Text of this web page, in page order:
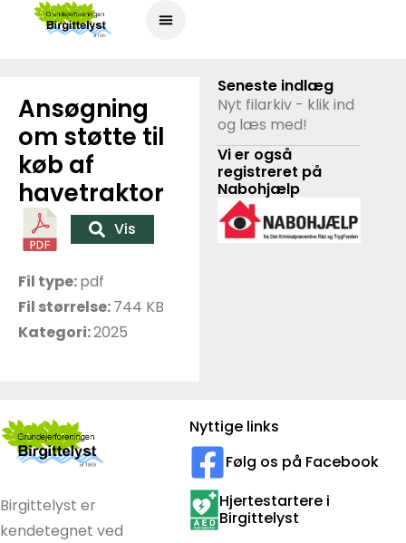
Ansøgning
om støtte til
køb af
havetraktor
Vis
Fil type:pdf
Fil størrelse:744 KB
Kategori:2025
Seneste indlæg
Nyt filarkiv - klik ind
og læs med!
Vi er også
registreret på
Nabohjælp
Birgittelyst er
kendetegnet ved
Nyttige links
Følg os på Facebook
Hjertestartere i
Birgittelyst